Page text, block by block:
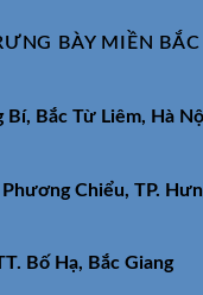
BÀY MIỀN BẮC
Bí, Bắc Từ Liêm, Hà
Chiểu, TP.
Bố Hạ, Bắc Giang